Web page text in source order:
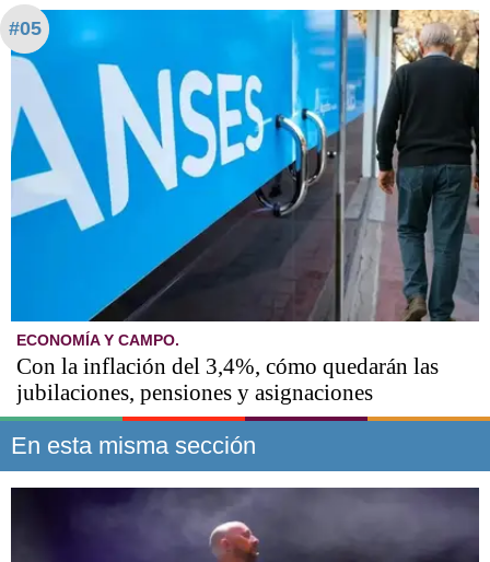
#05
ECONOMÍA Y CAMPO.
Con la inflación del 3,4%, cómo quedarán las
jubilaciones, pensiones y asignaciones
En esta misma sección